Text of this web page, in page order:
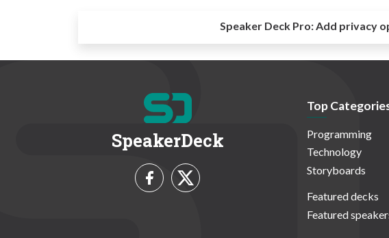
Speaker Deck Pro:Add privacy
SpeakerDeck
Top
Programming
Technology
Storyboards
Featured decks
Featured